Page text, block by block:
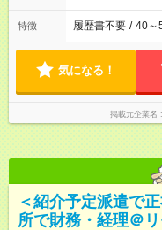
特徴 履歴書不要 / 40～
気になる！
掲載元企業名
＜紹介予定派遣で
所で財務・経理＠